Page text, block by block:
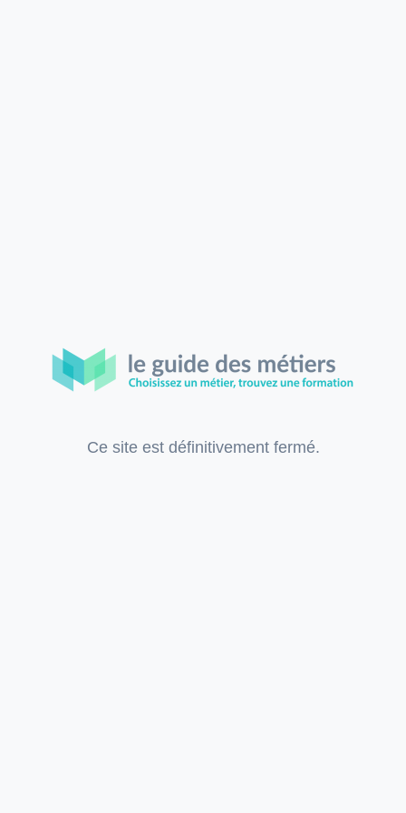
Ce site est définitivement fermé.